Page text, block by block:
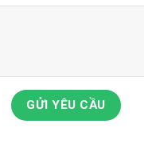
GỬI YÊU CẦU